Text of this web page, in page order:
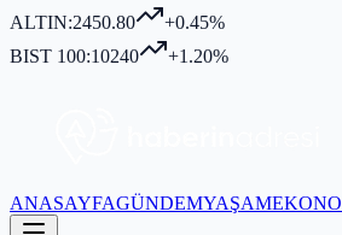
ALTIN:2450.80
+0.45%
BIST 100:10240 +1.20%
ANASAYFAGÜNDEMYAŞAM